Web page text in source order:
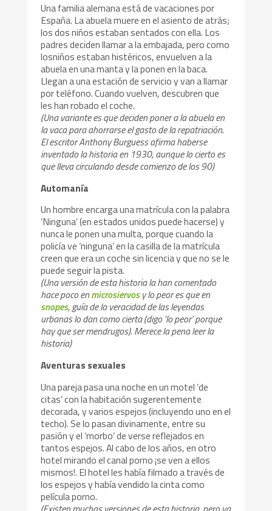
Una familia alemana está de vacaciones por
España. La abuela muere en el asiento de atrás;
los dos niños estaban sentados con ella. Los
padres deciden llamar a la embajada, pero como
losniños estaban histéricos, envuelven a la
abuela en una manta y la ponen en la baca.
Llegan a una estación de servicio y van a llamar
por teléfono. Cuando vuelven, descubren que
les han robado el coche.
(Una variante es que deciden poner a la abuela en
la vaca para ahorrarse el gasto de la repatriación.
El escritor Anthony Burguess afirma haberse
inventado la historia en 1930, aunque lo cierto es
que lleva circulando desde comienzo de los 90)
Automanía
Un hombre encarga una matrícula con la palabra
‘Ninguna’ (en estados unidos puede hacerse) y
nunca le ponen una multa, porque cuando la
policía ve ‘ninguna’ en la casilla de la matrícula
creen que era un coche sin licencia y que no se le
puede seguir la pista.
(Una versión de esta historia la han comentado
hace poco enmicrosiervosy lo peor es que en
snopes, guía de la veracidad de las leyendas
urbanas lo dan como cierta (digo ‘lo peor’ porque
hay que ser mendrugos). Merece la pena leer la
historia)
Aventuras sexuales
Una pareja pasa una noche en un motel ‘de
citas’ con la habitación sugerentemente
decorada, y varios espejos (incluyendo uno en el
techo). Se lo pasan divinamente, entre su
pasión y el ‘morbo’ de verse reflejados en
tantos espejos. Al cabo de los años, en otro
hotel mirando el canal porno ¡se ven a ellos
mismos!. El hotel les había filmado a través de
los espejos y había vendido la cinta como
película porno.